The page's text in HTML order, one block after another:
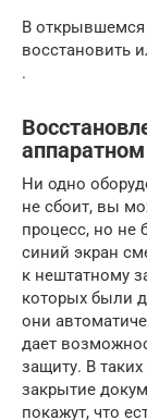
В открывшемся
восстановить
.
Ни одно
не сбоит, вы
процесс, но не
синий экран
к нештатному
которых были
они
дает
защиту. В
закрытие
покажут, что